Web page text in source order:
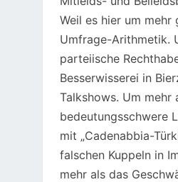
Weil es hier um mehr
Umfrage-Arithmetik.
parteiische
Besserwisserei in
Talkshows. Um mehr
bedeutungsschwere
mit „Cadenabbia-
falschen Kuppeln in
mehr als das